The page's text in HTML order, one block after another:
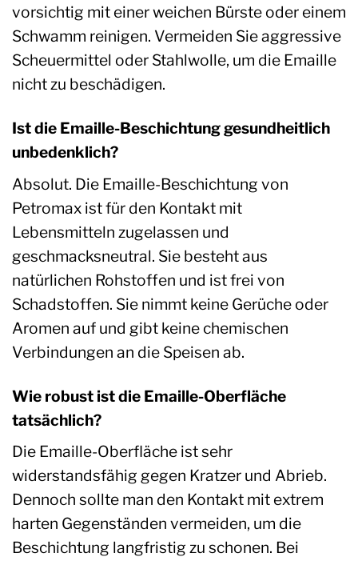
vorsichtig mit einer weichen Bürste oder einem
Schwamm reinigen. Vermeiden Sie aggressive
Scheuermittel oder Stahlwolle, um die Emaille
nicht zu beschädigen.
Ist die Emaille-Beschichtung gesundheitlich
unbedenklich?
Absolut. Die Emaille-Beschichtung von
Petromax ist für den Kontakt mit
Lebensmitteln zugelassen und
geschmacksneutral. Sie besteht aus
natürlichen Rohstoffen und ist frei von
Schadstoffen. Sie nimmt keine Gerüche oder
Aromen auf und gibt keine chemischen
Verbindungen an die Speisen ab.
Wie robust ist die Emaille-Oberfläche
tatsächlich?
Die Emaille-Oberfläche ist sehr
widerstandsfähig gegen Kratzer und Abrieb.
Dennoch sollte man den Kontakt mit extrem
harten Gegenständen vermeiden, um die
Beschichtung langfristig zu schonen. Bei